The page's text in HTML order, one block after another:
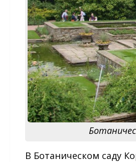
В Ботаническом саду